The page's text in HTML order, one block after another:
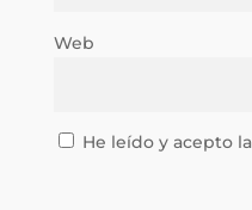
Web
He leído y acepto la